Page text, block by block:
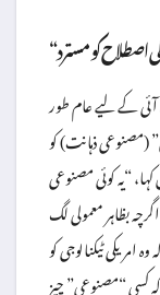
کو مسترد
کے لیے عام طور
(مصنوعی ذہانت) کو
“یہ کوئی مصنوعی
بظاہر معمولی لگ
ٹیکنالوجی کو
کسی “مصنوعی” چیز